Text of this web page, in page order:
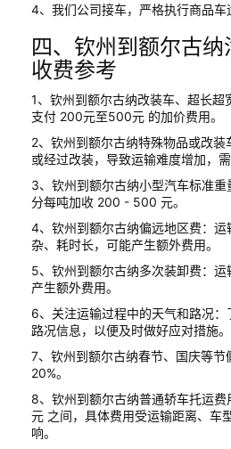
4、我们公司接车，严格执行商品车
四、钦州到额尔古
收费参考
1、钦州到额尔古纳改装车、超长超
支付 200元至500元 的加价费用。
2、钦州到额尔古纳特殊物品或改装
或经过改装，导致运输难度增加，需
3、钦州到额尔古纳小型汽车标准
分每吨加收 200 - 500 元。
4、钦州到额尔古纳偏远地区费：
杂、耗时长，可能产生额外费用。
5、钦州到额尔古纳多次装卸费：
产生额外费用。
6、关注运输过程中的天气和路况
路况信息，以便及时做好应对措施。
7、钦州到额尔古纳春节、国庆等节
20%。
8、钦州到额尔古纳普通轿车托运
元 之间，具体费用受运输距离、车
响。